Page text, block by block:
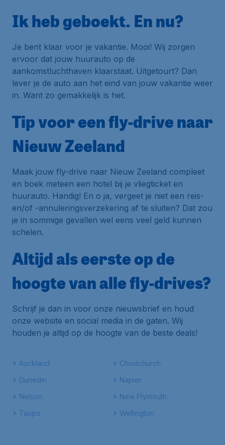
Ik heb geboekt. En nu?
Je bent klaar voor je vakantie. Mooi! Wij zorgen
ervoor dat jouw huurauto op de
aankomstluchthaven klaarstaat. Uitgetourt? Dan
lever je de auto aan het eind van jouw vakantie weer
in. Want zo gemakkelijk is het.
Tip voor een fly-drive naar
Nieuw Zeeland
Maak jouw fly-drive naar Nieuw Zeeland compleet
en boek meteen een hotel bij je vliegticket en
huurauto. Handig! En o ja, vergeet je niet een reis-
en/of -annuleringsverzekering af te sluiten? Dat zou
je in sommige gevallen wel eens veel geld kunnen
schelen.
Altijd als eerste op de
hoogte van alle fly-drives?
Schrijf je dan in voor onze nieuwsbrief en houd
onze website en social media in de gaten. Wij
houden je altijd op de hoogte van de beste deals!
Auckland
Christchurch
Dunedin
Napier
Nelson
New Plymouth
Taupo
Wellington